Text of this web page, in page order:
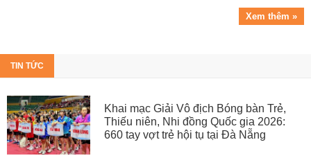
Xem thêm »
TIN TỨC
Khai mạc Giải Vô địch Bóng bàn Trẻ,
Thiếu niên, Nhi đồng Quốc gia 2026:
660 tay vợt trẻ hội tụ tại Đà Nẵng